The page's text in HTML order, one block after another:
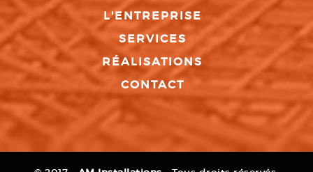
L'ENTREPRISE
SERVICES
RÉALISATIONS
CONTACT